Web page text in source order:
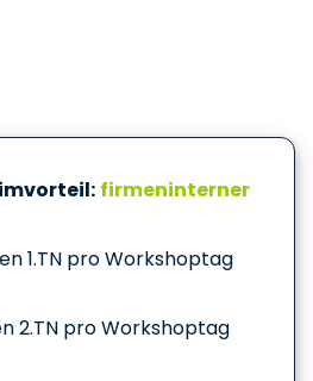
firmeninterner
1.TN pro Workshoptag
2.TN pro Workshoptag